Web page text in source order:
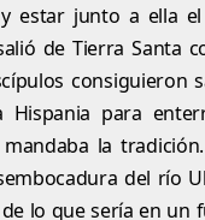
estar junto a ella
de Tierra Santa
Hispania para
la
del río
lo que sería en un